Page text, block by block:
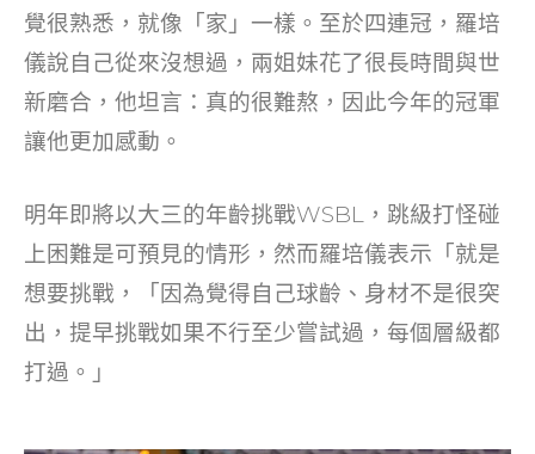
覺很熟悉，就像「家」一樣。至於四連冠，羅培
儀說自己從來沒想過，兩姐妹花了很長時間與世
新磨合，他坦言：真的很難熬，因此今年的冠軍
讓他更加感動。
明年即將以大三的年齡挑戰WSBL，跳級打怪碰
上困難是可預見的情形，然而羅培儀表示「就是
想要挑戰，「因為覺得自己球齡、身材不是很突
出，提早挑戰如果不行至少嘗試過，每個層級都
打過。」